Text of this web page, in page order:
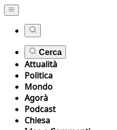
Cerca
Attualità
Politica
Mondo
Agorà
Podcast
Chiesa